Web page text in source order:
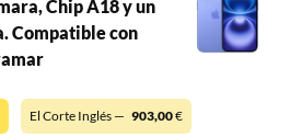
Chip A18 y un
Compatible con
El Corte Inglés — 903,00€